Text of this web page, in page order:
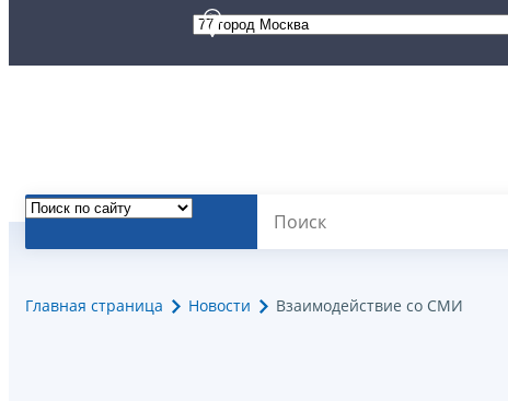
Главная страница Новости Взаимодействие со СМИ